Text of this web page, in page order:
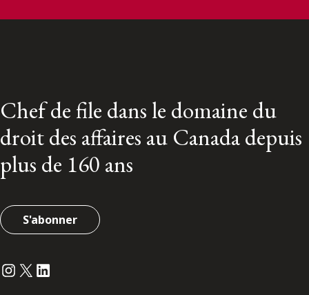
Chef de file dans le domaine du
droit des affaires au Canada depuis
plus de 160 ans
S'abonner
Instagram
Twitter
LinkedIn